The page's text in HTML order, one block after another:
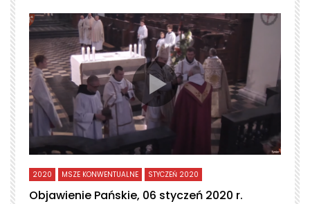
2020 MSZE KONWENTUALNE STYCZEŃ 2020
Objawienie Pańskie, 06 styczeń 2020 r.